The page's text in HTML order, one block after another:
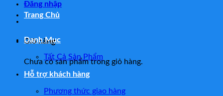
Đăng nhập
Giỏ hàng
Chưa có sản phẩm trong giỏ hàng.
Trang Chủ
Danh Mục
Tất Cả Sản Phẩm
Hỗ trợ khách hàng
Phương thức giao hàng